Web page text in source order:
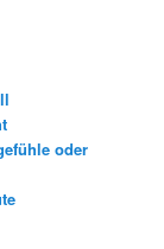
oder